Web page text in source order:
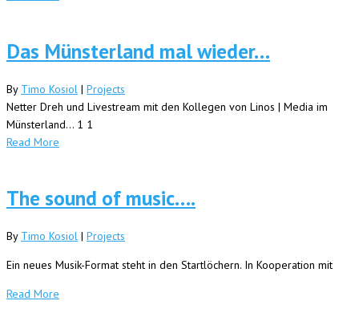
Das Münsterland mal wieder…
By Timo Kosiol | Projects
Netter Dreh und Livestream mit den Kollegen von Linos | Media im
Münsterland... 1 1
Read More
The sound of music….
By Timo Kosiol | Projects
Ein neues Musik-Format steht in den Startlöchern. In Kooperation mit
Read More